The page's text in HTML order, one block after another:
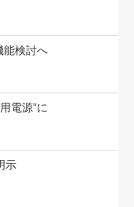
能検討へ
電源”に
示